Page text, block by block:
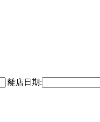
離店日期: